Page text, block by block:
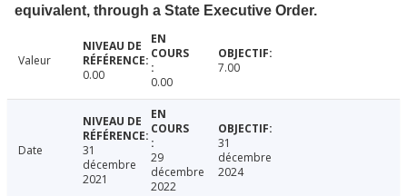
equivalent, through a State Executive Order.
Valeur
0.00
0.00
7.00
Date
31
décembre
2021
29
décembre
2022
31
décembre
2024